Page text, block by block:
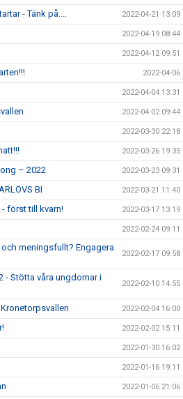
- Tänk på.... 2022-04-21 13:09
2022-04-19 08:44
2022-04-12 09:51
2022-04-06
2022-04-04 13:31
2022-04-02 09:44
2022-03-30 22:18
2022-03-26 19:35
– 2022 2022-03-23 09:31
BI 2022-03-21 11:40
först till kvarn! 2022-03-17 13:19
2022-02-24 09:11
meningsfullt? Engagera
2022-02-17 09:58
- Stötta våra ungdomar i
2022-02-10 14:55
2022-02-04 16:00
2022-02-02 15:11
2022-01-30 16:02
2022-01-16 19:11
2022-01-06 21:06